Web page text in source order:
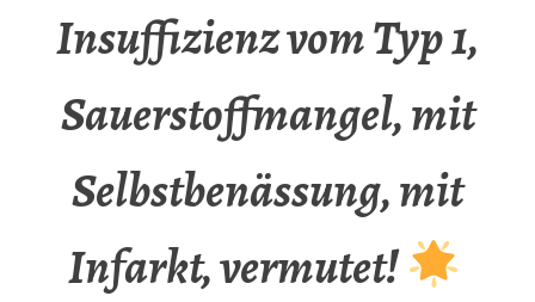
Insuffizienz vom Typ 1,
Sauerstoffmangel, mit
Selbstbenässung, mit
Infarkt, vermutet!